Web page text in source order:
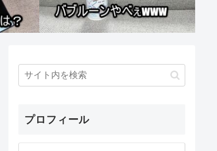
プロフィール